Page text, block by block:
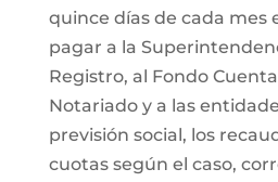
quince días de cada mes
pagar a la
Registro, al Fondo
Notariado y a las
previsión social, los
cuotas según el caso,